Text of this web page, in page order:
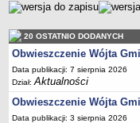
Lista kandydatów
wolne stanowiska
Wyniki naboru na
Petycje
Sygnaliści
20 OSTATNIO DODANYCH
Obwieszczenie Wójta
Data publikacji: 7 sierpnia 2026
Dział:Aktualności
Obwieszczenie Wójta
Data publikacji: 3 sierpnia 2026